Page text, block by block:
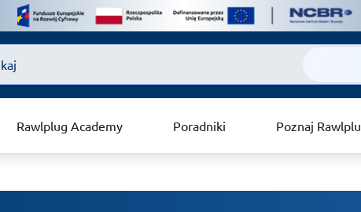
Rawlplug Academy Poradniki Poznaj